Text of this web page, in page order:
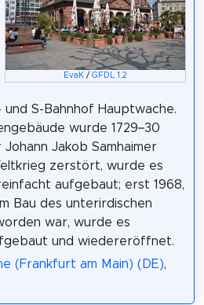
EvaK /GFDL 1.2
S-Bahnhof Hauptwache.
wurde 1729–30
Jakob Samhaimer
zerstört, wurde es
aufgebaut; erst 1968,
Bau des unterirdischen
war, wurde es
und wiedereröffnet.
(Frankfurt am Main) (DE),